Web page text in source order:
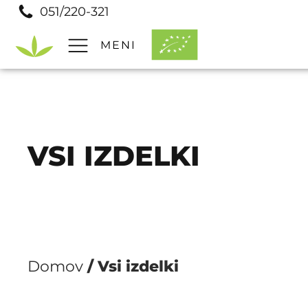
051/220-321
MENI
VSI IZDELKI
Domov / Vsi izdelki